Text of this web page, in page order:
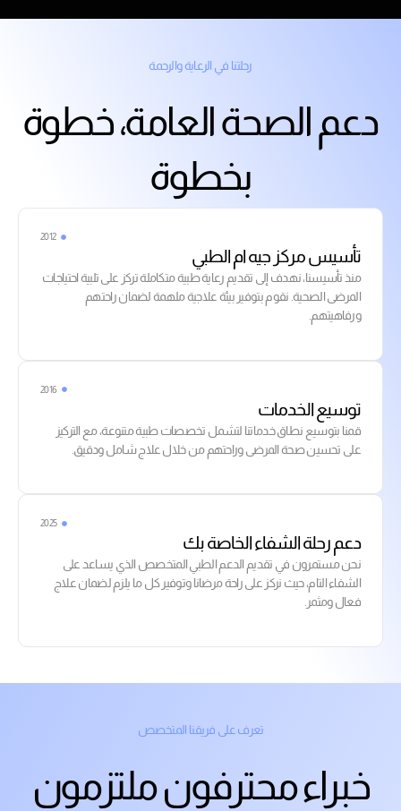
رحلتنا في الرعاية والرحمة
دعم الصحة العامة، خطوة
بخطوة
2012
تأسيس مركز جيه ام الطبي
منذ تأسيسنا، نهدف إلى تقديم رعاية طبية متكاملة تركز على تلبية احتياجات
المرضى الصحية. نقوم بتوفير بيئة علاجية ملهمة لضمان راحتهم
ورفاهيتهم.
2016
توسيع الخدمات
قمنا بتوسيع نطاق خدماتنا لتشمل تخصصات طبية متنوعة، مع التركيز
على تحسين صحة المرضى وراحتهم من خلال علاج شامل ودقيق.
2025
دعم رحلة الشفاء الخاصة بك
نحن مستمرون في تقديم الدعم الطبي المتخصص الذي يساعد على
الشفاء التام، حيث نركز على راحة مرضانا وتوفير كل ما يلزم لضمان علاج
فعال ومثمر.
تعرف على فريقنا المتخصص
خبراء محترفون ملتزمون